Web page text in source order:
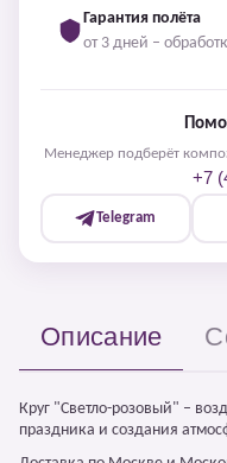
Гарантия полёта
от 3 дней –
Менеджер подберёт
+7
Telegram
Описание
Круг "Светло-розовый" –
праздника и создания